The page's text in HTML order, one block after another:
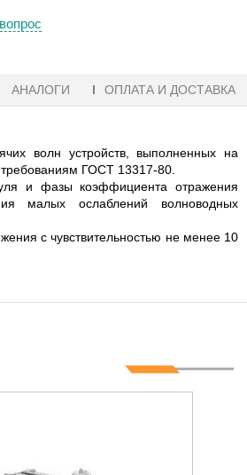
АНАЛОГИ ОПЛАТА И ДОСТАВКА
волн устройств, выполненных на
ГОСТ 13317-80.
и фазы коэффициента отражения
малых ослаблений волноводных
с чувствительностью не менее 10